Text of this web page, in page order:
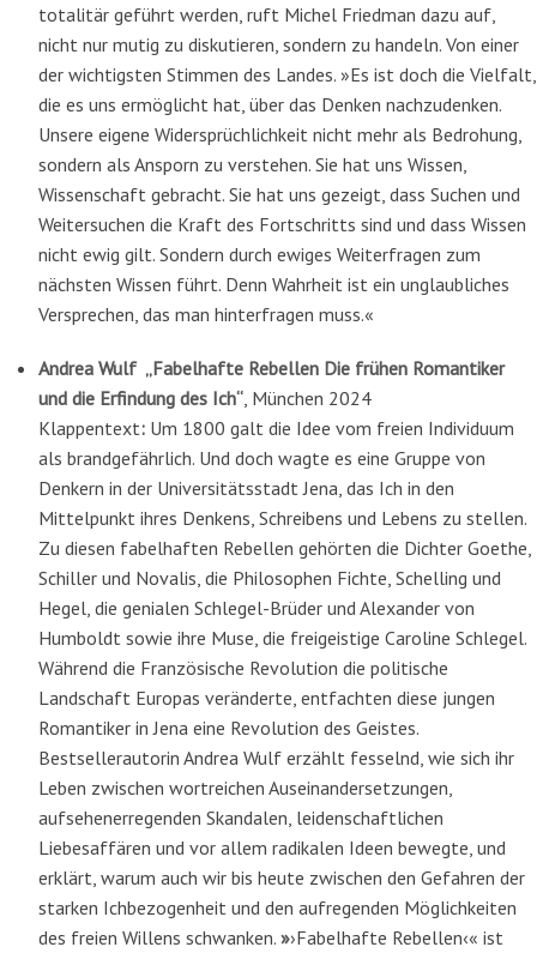
totalitär geführt werden, ruft Michel Friedman dazu auf,
nicht nur mutig zu diskutieren, sondern zu handeln. Von einer
der wichtigsten Stimmen des Landes. »Es ist doch die Vielfalt,
die es uns ermöglicht hat, über das Denken nachzudenken.
Unsere eigene Widersprüchlichkeit nicht mehr als Bedrohung,
sondern als Ansporn zu verstehen. Sie hat uns Wissen,
Wissenschaft gebracht. Sie hat uns gezeigt, dass Suchen und
Weitersuchen die Kraft des Fortschritts sind und dass Wissen
nicht ewig gilt. Sondern durch ewiges Weiterfragen zum
nächsten Wissen führt. Denn Wahrheit ist ein unglaubliches
Versprechen, das man hinterfragen muss.«
Andrea Wulf „Fabelhafte Rebellen Die frühen Romantiker
und die Erfindung des Ich“ , München 2024
Klappentext: Um 1800 galt die Idee vom freien Individuum
als brandgefährlich. Und doch wagte es eine Gruppe von
Denkern in der Universitätsstadt Jena, das Ich in den
Mittelpunkt ihres Denkens, Schreibens und Lebens zu stellen.
Zu diesen fabelhaften Rebellen gehörten die Dichter Goethe,
Schiller und Novalis, die Philosophen Fichte, Schelling und
Hegel, die genialen Schlegel-Brüder und Alexander von
Humboldt sowie ihre Muse, die freigeistige Caroline Schlegel.
Während die Französische Revolution die politische
Landschaft Europas veränderte, entfachten diese jungen
Romantiker in Jena eine Revolution des Geistes.
Bestsellerautorin Andrea Wulf erzählt fesselnd, wie sich ihr
Leben zwischen wortreichen Auseinandersetzungen,
aufsehenerregenden Skandalen, leidenschaftlichen
Liebesaffären und vor allem radikalen Ideen bewegte, und
erklärt, warum auch wir bis heute zwischen den Gefahren der
starken Ichbezogenheit und den aufregenden Möglichkeiten
des freien Willens schwanken. »›Fabelhafte Rebellen‹« ist